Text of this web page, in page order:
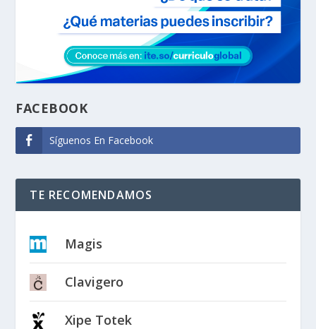
FACEBOOK
Síguenos En Facebook
TE RECOMENDAMOS
Magis
Clavigero
Xipe Totek